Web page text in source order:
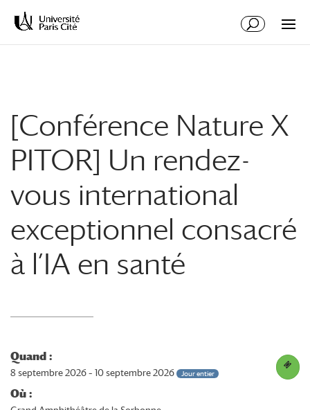
[Conférence Nature X
PITOR] Un rendez-
vous international
exceptionnel consacré
à l’IA en santé
Quand :
8 septembre 2026 – 10 septembre 2026 Jour entier
Où :